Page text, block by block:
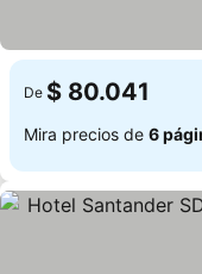
De $ 80.041
Mira precios de 6